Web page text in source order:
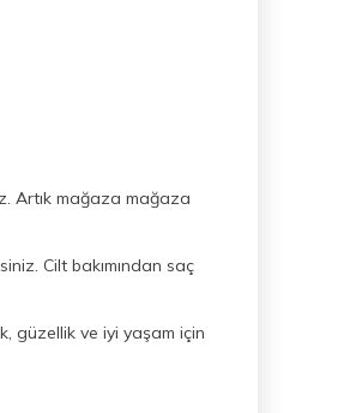
Artık mağaza mağaza
Cilt bakımından saç
güzellik ve iyi yaşam için